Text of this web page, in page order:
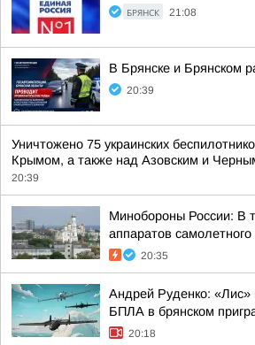
БРЯНСК 21:08
В Брянске и Брянском
20:39
Уничтожено 75 украинских
Крымом, а также над Азовским и
20:39
Минобороны России: В
аппаратов
20:35
Андрей Руденко: «Лис»
БПЛА в брянском
20:18